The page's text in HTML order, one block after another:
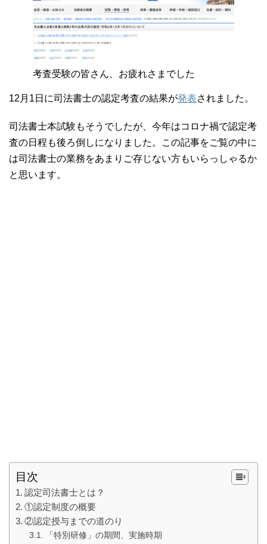
考査受験の皆さん、お疲れさまでした
12月1日に司法書士の認定考査の結果が発表されました。
司法書士本試験もそうでしたが、今年はコロナ禍で認定考
査の日程も後ろ倒しになりました。この記事をご覧の中に
は司法書士の業務をあまりご存じない方もいらっしゃるか
と思います。
目次
認定司法書士とは？
①認定制度の概要
②認定授与までの道のり
「特別研修」の期間、実施時期